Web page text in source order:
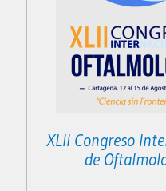
XLII Congreso
de